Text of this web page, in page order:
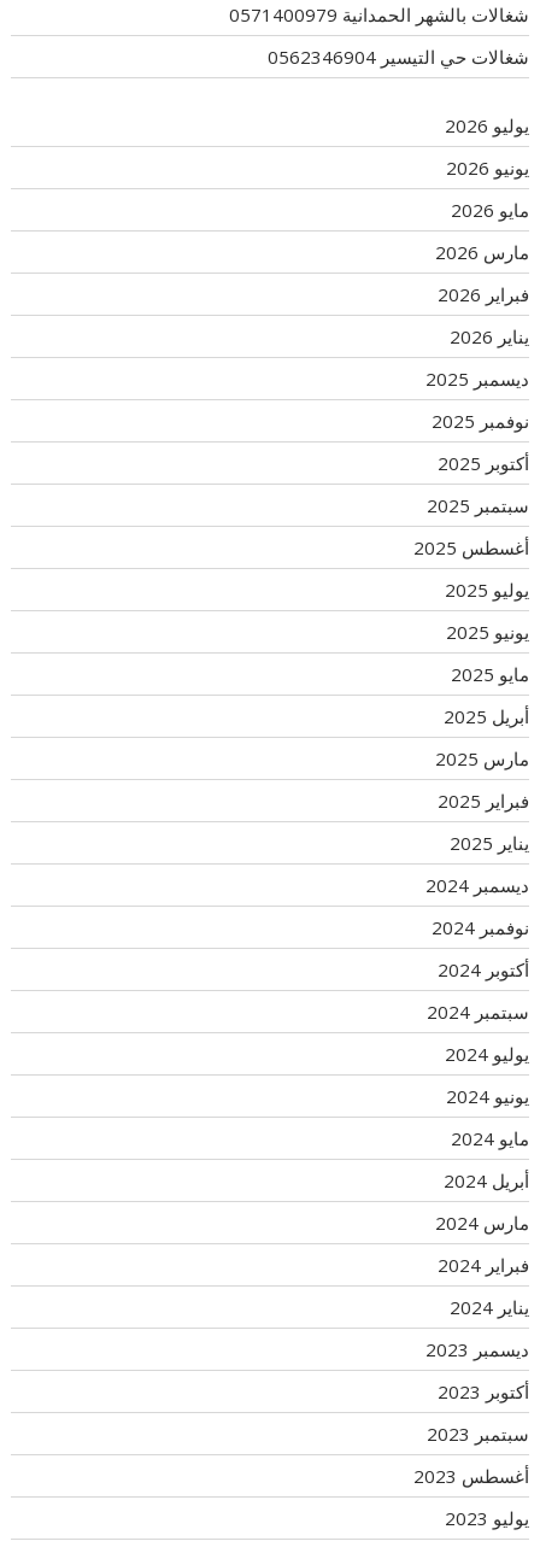
شغالات بالشهر الحمدانية 0571400979
شغالات حي التيسير 0562346904
يوليو 2026
يونيو 2026
مايو 2026
مارس 2026
فبراير 2026
يناير 2026
ديسمبر 2025
نوفمبر 2025
أكتوبر 2025
سبتمبر 2025
أغسطس 2025
يوليو 2025
يونيو 2025
مايو 2025
أبريل 2025
مارس 2025
فبراير 2025
يناير 2025
ديسمبر 2024
نوفمبر 2024
أكتوبر 2024
سبتمبر 2024
يوليو 2024
يونيو 2024
مايو 2024
أبريل 2024
مارس 2024
فبراير 2024
يناير 2024
ديسمبر 2023
أكتوبر 2023
سبتمبر 2023
أغسطس 2023
يوليو 2023